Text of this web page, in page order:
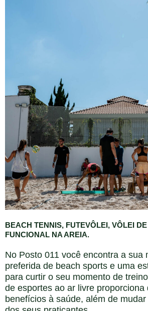
BEACH TENNIS, FUTEVÔLEI, VÔLEI
FUNCIONAL NA AREIA.
No Posto 011 você encontra a sua
preferida de beach sports e uma
para curtir o seu momento de
de esportes ao ar livre proporciona
benefícios à saúde, além de